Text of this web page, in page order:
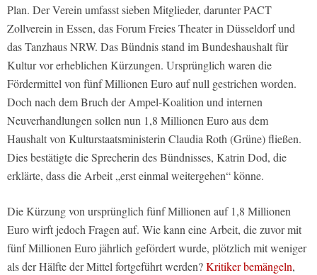
Plan. Der Verein umfasst sieben Mitglieder, darunter PACT
Zollverein in Essen, das Forum Freies Theater in Düsseldorf und
das Tanzhaus NRW. Das Bündnis stand im Bundeshaushalt für
Kultur vor erheblichen Kürzungen. Ursprünglich waren die
Fördermittel von fünf Millionen Euro auf null gestrichen worden.
Doch nach dem Bruch der Ampel-Koalition und internen
Neuverhandlungen sollen nun 1,8 Millionen Euro aus dem
Haushalt von Kulturstaatsministerin Claudia Roth (Grüne) fließen.
Dies bestätigte die Sprecherin des Bündnisses, Katrin Dod, die
erklärte, dass die Arbeit „erst einmal weitergehen“ könne.
Die Kürzung von ursprünglich fünf Millionen auf 1,8 Millionen
Euro wirft jedoch Fragen auf. Wie kann eine Arbeit, die zuvor mit
fünf Millionen Euro jährlich gefördert wurde, plötzlich mit weniger
als der Hälfte der Mittel fortgeführt werden?Kritiker bemängeln,